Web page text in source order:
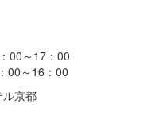
～17：00
16：00
京都